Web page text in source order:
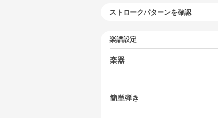
ストロークパターンを確認
楽譜設定
楽器
簡単弾き